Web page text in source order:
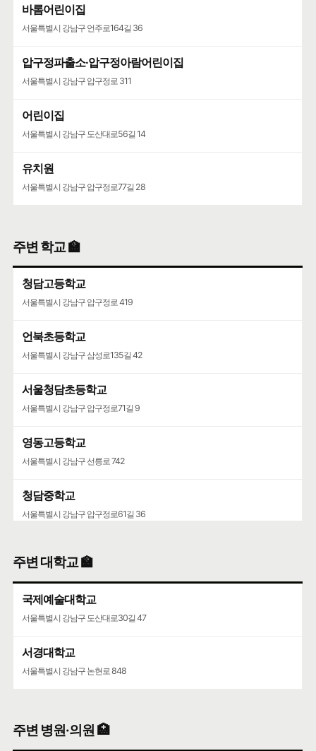
바롬어린이집
서울특별시 강남구 언주로164길 36
압구정파출소·압구정아람어린이집
서울특별시 강남구 압구정로 311
어린이집
서울특별시 강남구 도산대로56길 14
유치원
서울특별시 강남구 압구정로77길 28
주변 학교 🏫
청담고등학교
서울특별시 강남구 압구정로 419
언북초등학교
서울특별시 강남구 삼성로135길 42
서울청담초등학교
서울특별시 강남구 압구정로71길 9
영동고등학교
서울특별시 강남구 선릉로 742
청담중학교
서울특별시 강남구 압구정로61길 36
주변 대학교 🏫
국제예술대학교
서울특별시 강남구 도산대로30길 47
서경대학교
서울특별시 강남구 논현로 848
주변 병원·의원 🏥